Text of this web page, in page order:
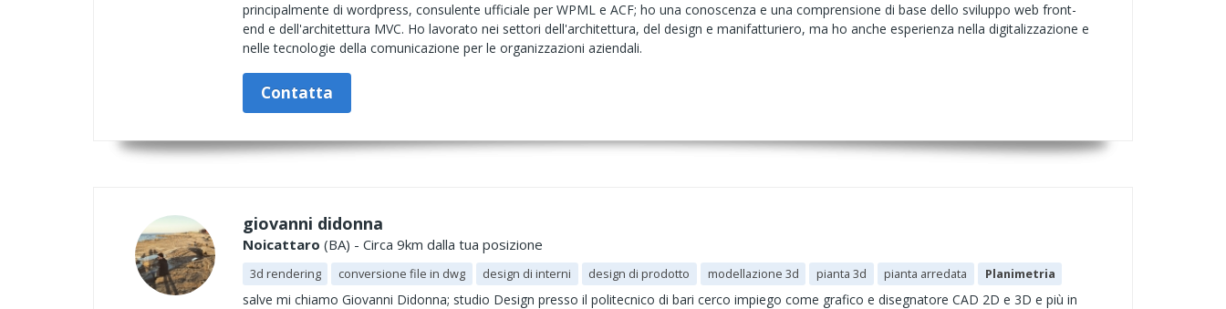
principalmente di wordpress, consulente ufficiale per WPML e ACF; ho una conoscenza e una comprensione di base dello sviluppo web front-
end e dell'architettura MVC. Ho lavorato nei settori dell'architettura, del design e manifatturiero, ma ho anche esperienza nella digitalizzazione e
nelle tecnologie della comunicazione per le organizzazioni aziendali.
Contatta
giovanni didonna
Noicattaro (BA) - Circa 9km dalla tua posizione
3d rendering conversione file in dwg design di interni design di prodotto modellazione 3d pianta 3d pianta arredata Planimetria
salve mi chiamo Giovanni Didonna; studio Design presso il politecnico di bari cerco impiego come grafico e disegnatore CAD 2D e 3D e più in